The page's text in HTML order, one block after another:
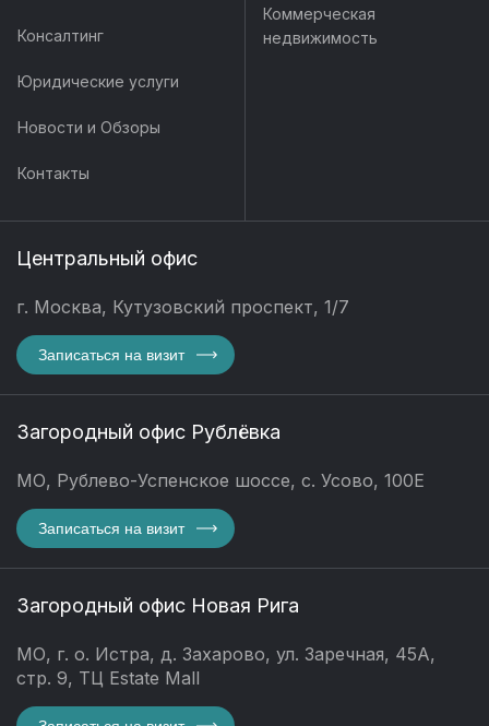
Консалтинг
Юридические услуги
Новости и Обзоры
Контакты
Коммерческая
недвижимость
Центральный офис
г. Москва, Кутузовский проспект, 1/7
Записаться на визит
Загородный офис Рублёвка
МО, Рублево-Успенское шоссе, с. Усово, 100Е
Записаться на визит
Загородный офис Новая Рига
МО, г. о. Истра, д. Захарово, ул. Заречная, 45А,
стр. 9, ТЦ Estate Mall